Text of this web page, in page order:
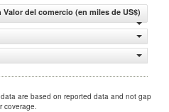
del comercio (en miles de US$)
are based on reported data and not gap
coverage.